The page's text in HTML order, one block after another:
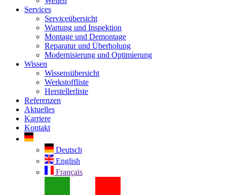
Services
Serviceübersicht
Wartung und Inspektion
Montage und Demontage
Reparatur und Überholung
Modernisierung und Optimierung
Wissen
Wissensübersicht
Werkstoffliste
Herstellerliste
Referenzen
Aktuelles
Karriere
Kontakt
Deutsch
English
Français